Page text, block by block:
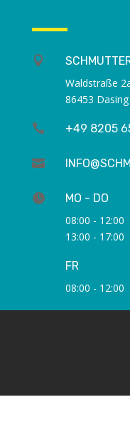

Waldstraße
86453 Dasing
 +49 8205


MO - DO
08:00 - 12:00
13:00 - 17:00
FR
08:00 - 12:00